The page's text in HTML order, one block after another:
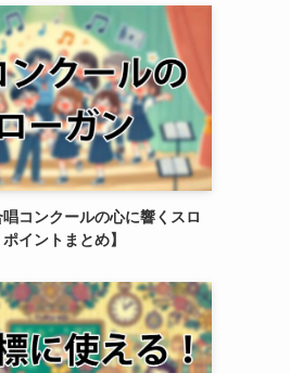
コンクールの心に響くスロ
イントまとめ】